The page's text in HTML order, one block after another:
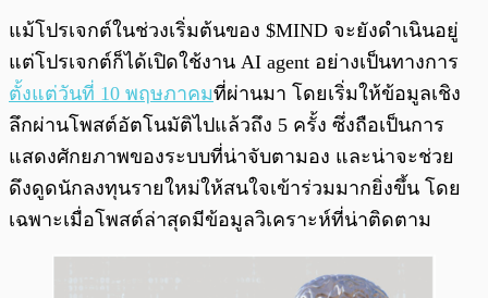
แม้โปรเจกต์ในช่วงเริ่มต้นของ $MIND จะยังดำเนินอยู่
แต่โปรเจกต์ก็ได้เปิดใช้งาน AI agent อย่างเป็นทางการ
ตั้งแต่วันที่ 10 พฤษภาคมที่ผ่านมา โดยเริ่มให้ข้อมูลเชิง
ลึกผ่านโพสต์อัตโนมัติไปแล้วถึง 5 ครั้ง ซึ่งถือเป็นการ
แสดงศักยภาพของระบบที่น่าจับตามอง และน่าจะช่วย
ดึงดูดนักลงทุนรายใหม่ให้สนใจเข้าร่วมมากยิ่งขึ้น โดย
เฉพาะเมื่อโพสต์ล่าสุดมีข้อมูลวิเคราะห์ที่น่าติดตาม